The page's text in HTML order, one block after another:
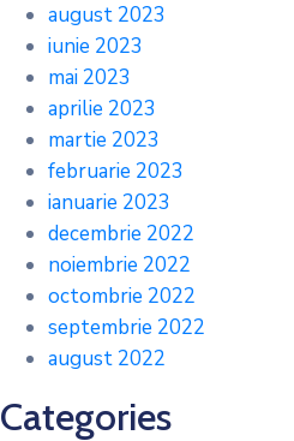
august 2023
iunie 2023
mai 2023
aprilie 2023
martie 2023
februarie 2023
ianuarie 2023
decembrie 2022
noiembrie 2022
octombrie 2022
septembrie 2022
august 2022
Categories